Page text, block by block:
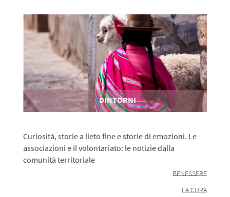
DINTORNI
Curiosità, storie a lieto fine e storie di emozioni. Le
associazioni e il volontariato: le notizie dalla
comunità territoriale
BENESSERE
LA CURA